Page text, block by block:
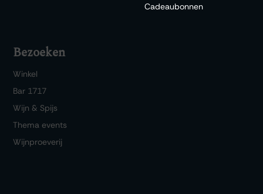
Cadeaubonnen
Bezoeken
Winkel
Bar 1717
Wijn & Spijs
Thema events
Wijnproeverij